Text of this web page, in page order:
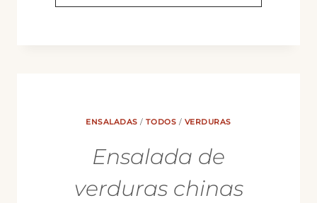
DE
ENSALADAS /TODOS / VERDURAS
Ensalada de
verduras chinas